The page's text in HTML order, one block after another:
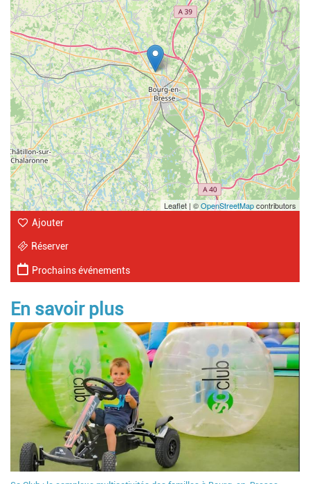
Leaflet | ©OpenStreetMapcontributors
Ajouter
Réserver
Prochains événements
En savoir plus